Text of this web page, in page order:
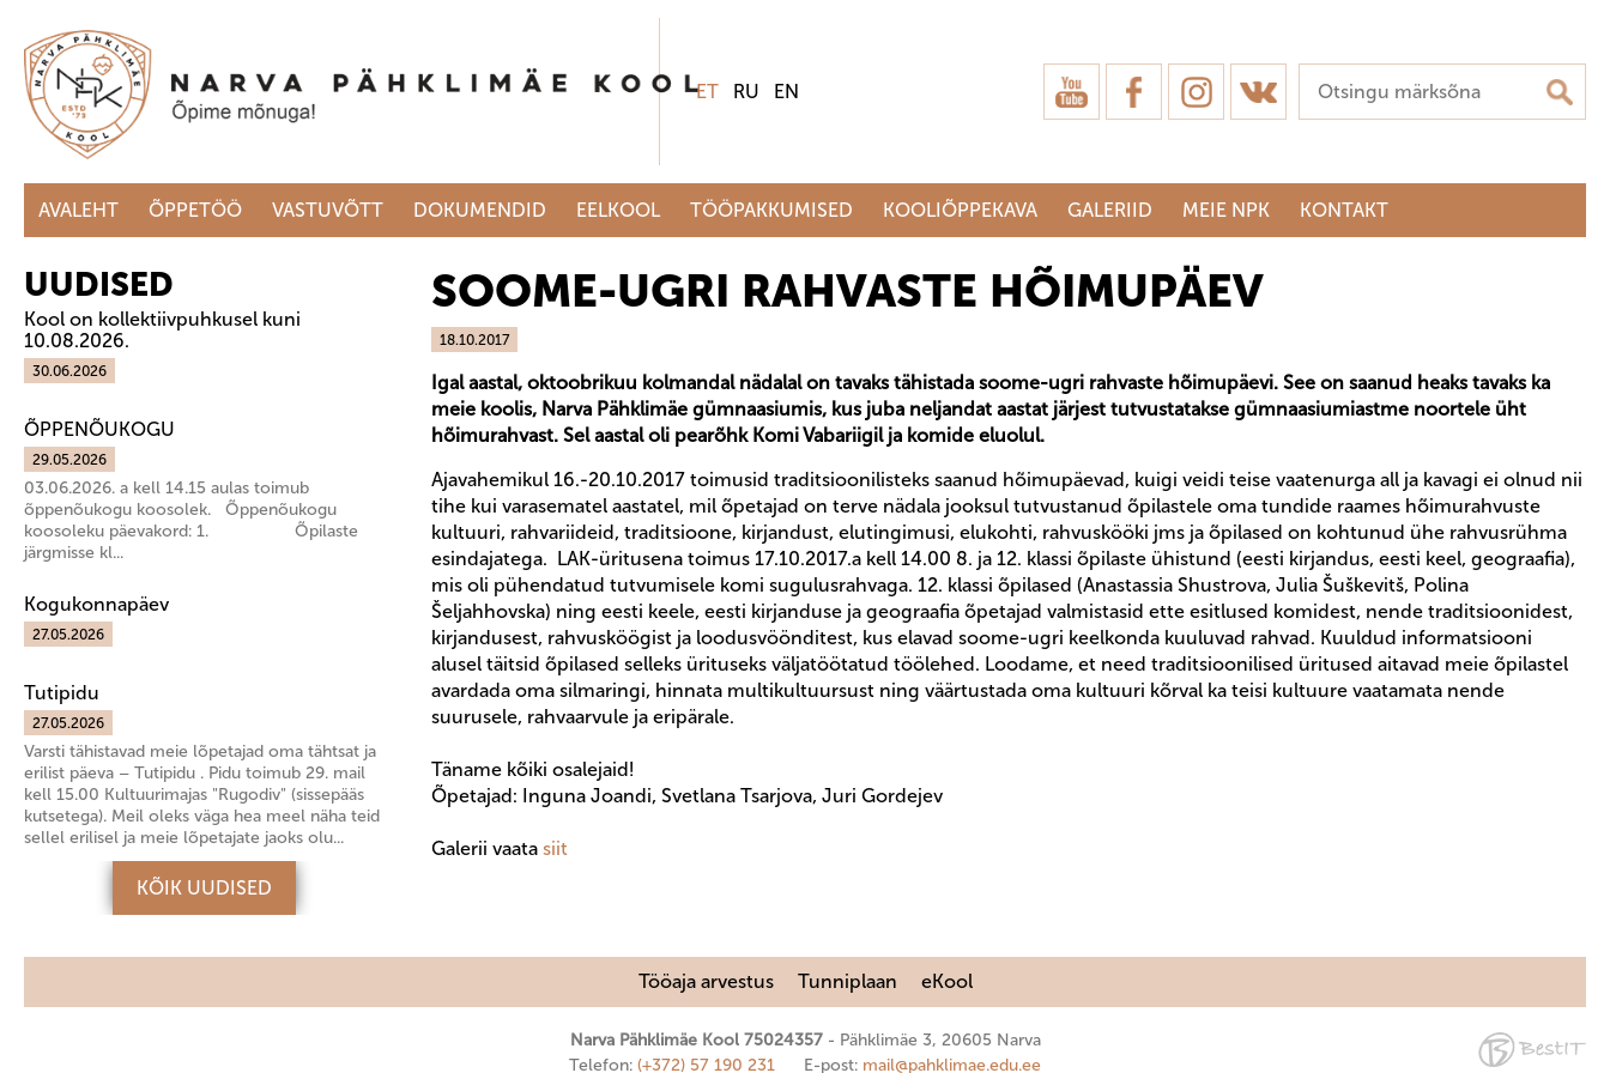
ET RU EN
AVALEHT ÕPPETÖÖ VASTUVÕTT DOKUMENDID EELKOOL TÖÖPAKKUMISED KOOLIÕPPEKAVA GALERIID MEIE NPK KONTAKT
UUDISED
Kool on kollektiivpuhkusel kuni
10.08.2026.
30.06.2026
ÕPPENÕUKOGU
29.05.2026
03.06.2026. a kell 14.15 aulas toimub
õppenõukogu koosolek. Õppenõukogu
koosoleku päevakord: 1. Õpilaste
järgmisse kl...
Kogukonnapäev
27.05.2026
Tutipidu
27.05.2026
Varsti tähistavad meie lõpetajad oma tähtsat ja
erilist päeva – Tutipidu . Pidu toimub 29. mail
kell 15.00 Kultuurimajas "Rugodiv" (sissepääs
kutsetega). Meil oleks väga hea meel näha teid
sellel erilisel ja meie lõpetajate jaoks olu...
KÕIK UUDISED
SOOME-UGRI RAHVASTE HÕIMUPÄEV
18.10.2017
Igal aastal, oktoobrikuu kolmandal nädalal on tavaks tähistada soome-ugri rahvaste hõimupäevi. See on saanud heaks tavaks ka
meie koolis, Narva Pähklimäe gümnaasiumis, kus juba neljandat aastat järjest tutvustatakse gümnaasiumiastme noortele üht
hõimurahvast. Sel aastal oli pearõhk Komi Vabariigil ja komide eluolul.
Ajavahemikul 16.-20.10.2017 toimusid traditsioonilisteks saanud hõimupäevad, kuigi veidi teise vaatenurga all ja kavagi ei olnud nii
tihe kui varasematel aastatel, mil õpetajad on terve nädala jooksul tutvustanud õpilastele oma tundide raames hõimurahvuste
kultuuri, rahvariideid, traditsioone, kirjandust, elutingimusi, elukohti, rahvuskööki jms ja õpilased on kohtunud ühe rahvusrühma
esindajatega. LAK-üritusena toimus 17.10.2017.a kell 14.00 8. ja 12. klassi õpilaste ühistund (eesti kirjandus, eesti keel, geograafia),
mis oli pühendatud tutvumisele komi sugulusrahvaga. 12. klassi õpilased (Anastassia Shustrova, Julia Šuškevitš, Polina
Šeljahhovska) ning eesti keele, eesti kirjanduse ja geograafia õpetajad valmistasid ette esitlused komidest, nende traditsioonidest,
kirjandusest, rahvusköögist ja loodusvöönditest, kus elavad soome-ugri keelkonda kuuluvad rahvad. Kuuldud informatsiooni
alusel täitsid õpilased selleks ürituseks väljatöötatud töölehed. Loodame, et need traditsioonilised üritused aitavad meie õpilastel
avardada oma silmaringi, hinnata multikultuursust ning väärtustada oma kultuuri kõrval ka teisi kultuure vaatamata nende
suurusele, rahvaarvule ja eripärale.
Täname kõiki osalejaid!
Õpetajad: Inguna Joandi, Svetlana Tsarjova, Juri Gordejev
Galerii vaata siit
Tööaja arvestus Tunniplaan eKool
Narva Pähklimäe Kool 75024357
Pähklimäe 3, 20605 Narva
Telefon: (+372) 57 190 231 E-post: mail@pahklimae.edu.ee